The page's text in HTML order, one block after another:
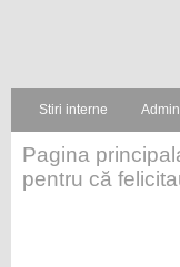
Stiri interne
Pagina
pentru că